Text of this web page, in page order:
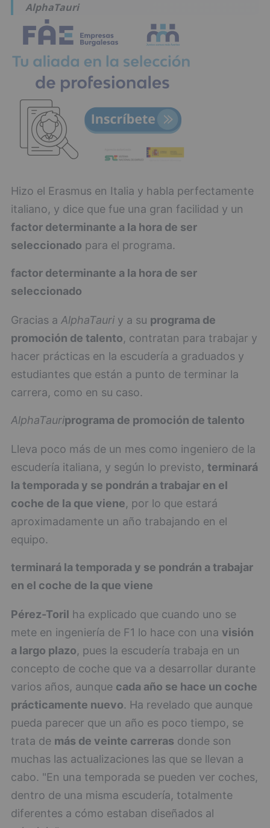
AlphaTauri
Hizo el Erasmus en Italia y habla perfectamente
italiano, y dice que fue una gran facilidad y un
factor determinante a la hora de ser
seleccionado para el programa.
factor determinante a la hora de ser
seleccionado
Gracias a AlphaTauri y a su programa de
promoción de talento, contratan para trabajar y
hacer prácticas en la escudería a graduados y
estudiantes que están a punto de terminar la
carrera, como en su caso.
AlphaTauriprograma de promoción de talento
Lleva poco más de un mes como ingeniero de la
escudería italiana, y según lo previsto, terminará
la temporada y se pondrán a trabajar en el
coche de la que viene, por lo que estará
aproximadamente un año trabajando en el
equipo.
terminará la temporada y se pondrán a trabajar
en el coche de la que viene
Pérez-Toril ha explicado que cuando uno se
mete en ingeniería de F1 lo hace con una visión
a largo plazo, pues la escudería trabaja en un
concepto de coche que va a desarrollar durante
varios años, aunque cada año se hace un coche
prácticamente nuevo. Ha revelado que aunque
pueda parecer que un año es poco tiempo, se
trata de más de veinte carreras donde son
muchas las actualizaciones las que se llevan a
cabo. "En una temporada se pueden ver coches,
dentro de una misma escudería, totalmente
diferentes a cómo estaban diseñados al